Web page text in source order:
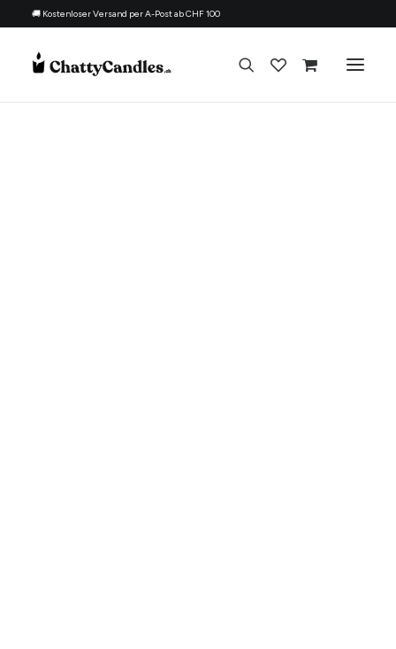
🚚 Kostenloser Versand per A-Post ab CHF 100